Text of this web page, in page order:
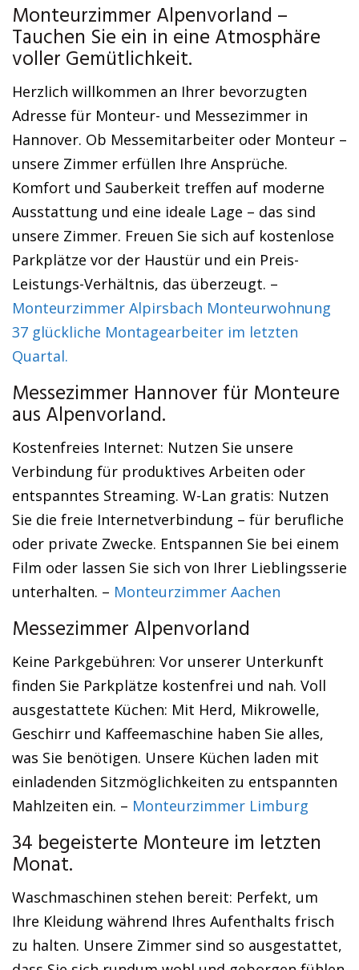
Monteurzimmer Alpenvorland –
Tauchen Sie ein in eine Atmosphäre
voller Gemütlichkeit.
Herzlich willkommen an Ihrer bevorzugten
Adresse für Monteur- und Messezimmer in
Hannover. Ob Messemitarbeiter oder Monteur –
unsere Zimmer erfüllen Ihre Ansprüche.
Komfort und Sauberkeit treffen auf moderne
Ausstattung und eine ideale Lage – das sind
unsere Zimmer. Freuen Sie sich auf kostenlose
Parkplätze vor der Haustür und ein Preis-
Leistungs-Verhältnis, das überzeugt. –
Monteurzimmer Alpirsbach Monteurwohnung
37 glückliche Montagearbeiter im letzten
Quartal.
Messezimmer Hannover für Monteure
aus Alpenvorland.
Kostenfreies Internet: Nutzen Sie unsere
Verbindung für produktives Arbeiten oder
entspanntes Streaming. W-Lan gratis: Nutzen
Sie die freie Internetverbindung – für berufliche
oder private Zwecke. Entspannen Sie bei einem
Film oder lassen Sie sich von Ihrer Lieblingsserie
unterhalten. – Monteurzimmer Aachen
Messezimmer Alpenvorland
Keine Parkgebühren: Vor unserer Unterkunft
finden Sie Parkplätze kostenfrei und nah. Voll
ausgestattete Küchen: Mit Herd, Mikrowelle,
Geschirr und Kaffeemaschine haben Sie alles,
was Sie benötigen. Unsere Küchen laden mit
einladenden Sitzmöglichkeiten zu entspannten
Mahlzeiten ein. – Monteurzimmer Limburg
34 begeisterte Monteure im letzten
Monat.
Waschmaschinen stehen bereit: Perfekt, um
Ihre Kleidung während Ihres Aufenthalts frisch
zu halten. Unsere Zimmer sind so ausgestattet,